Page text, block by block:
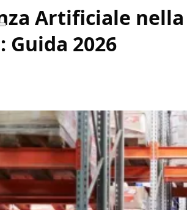
Artificiale nella
Guida 2026